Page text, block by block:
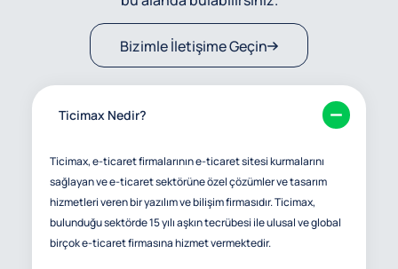
Bizimle İletişime Geçin
Ticimax Nedir?
Ticimax, e-ticaret firmalarının e-ticaret sitesi kurmalarını
sağlayan ve e-ticaret sektörüne özel çözümler ve tasarım
hizmetleri veren bir yazılım ve bilişim firmasıdır. Ticimax,
bulunduğu sektörde 15 yılı aşkın tecrübesi ile ulusal ve global
birçok e-ticaret firmasına hizmet vermektedir.